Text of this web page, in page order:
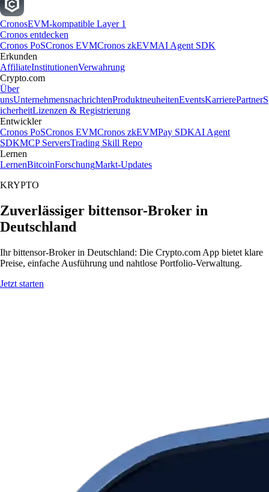
CronosEVM-kompatible Layer 1
Cronos entdecken
Cronos PoSCronos EVMCronos zkEVMAI Agent SDK
Erkunden
AffiliateInstitutionenVerwahrung
Crypto.com
Über
unsUnternehmensnachrichtenProduktneuheitenEventsKarrierePartnerS
icherheitLizenzen & Registrierung
Entwickler
Cronos PoSCronos EVMCronos zkEVMPay SDKAI Agent
SDKMCP ServersTrading Skill Repo
Lernen
LernenBitcoinForschungMarkt-Updates
KRYPTO
Zuverlässiger bittensor-Broker in
Deutschland
Ihr bittensor-Broker in Deutschland: Die Crypto.com App bietet klare
Preise, einfache Ausführung und nahtlose Portfolio-Verwaltung.
Jetzt starten